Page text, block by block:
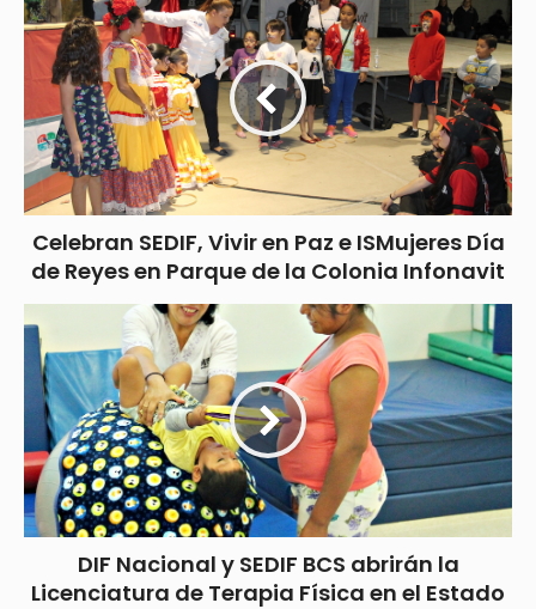
Celebran SEDIF, Vivir en Paz e ISMujeres Día
de Reyes en Parque de la Colonia Infonavit
DIF Nacional y SEDIF BCS abrirán la
Licenciatura de Terapia Física en el Estado